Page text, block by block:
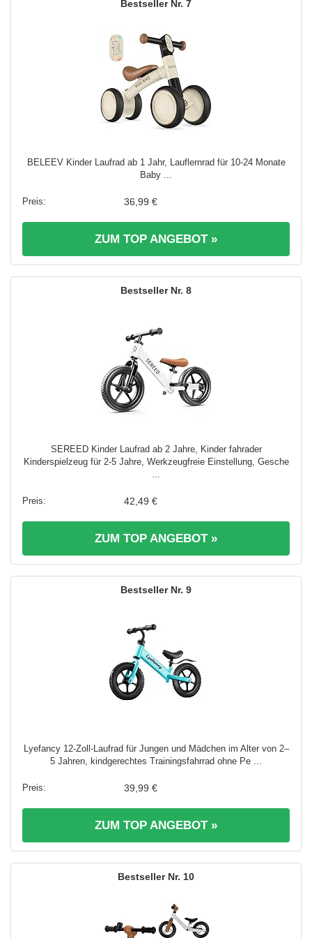
7
BELEEV Kinder Laufrad ab 1 Jahr, Lauflernrad für 10-24 Monate
Baby ...
36,99 €
ZUM TOP ANGEBOT »
8
SEREED Kinder Laufrad ab 2 Jahre, Kinder fahrader
Kinderspielzeug für 2-5 Jahre, Werkzeugfreie Einstellung, Gesche
...
42,49 €
ZUM TOP ANGEBOT »
9
Lyefancy 12-Zoll-Laufrad für Jungen und Mädchen im Alter von 2–
5 Jahren, kindgerechtes Trainingsfahrrad ohne Pe ...
39,99 €
ZUM TOP ANGEBOT »
10